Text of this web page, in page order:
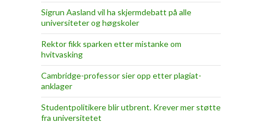
Sigrun Aasland vil ha skjerm­debatt på alle
universiteter og høgskoler
Rektor fikk sparken etter mistanke om
hvitvasking
Cambridge-professor sier opp etter plagiat-
anklager
Studentpolitikere blir utbrent. Krever mer støtte
fra universitetet